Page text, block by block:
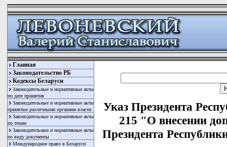
Главная
Законодательство РБ
Кодексы Беларуси
Законодательные и нормативные акты
по дате принятия
Законодательные и нормативные акты
принятые различными органами власти
Законодательные и нормативные акты
по темам
Законодательные и нормативные акты
по виду документы
Международное право в Беларуси
Указ Президента
215 "О внесении
Президента